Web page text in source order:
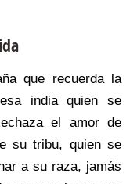
que recuerda la
india quien se
el amor de
su tribu, quien se
a su raza, jamás